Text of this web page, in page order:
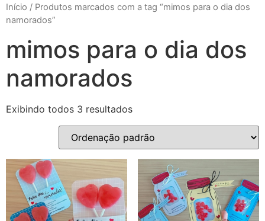
Início / Produtos marcados com a tag “mimos para o dia dos
namorados”
mimos para o dia dos
namorados
Exibindo todos 3 resultados